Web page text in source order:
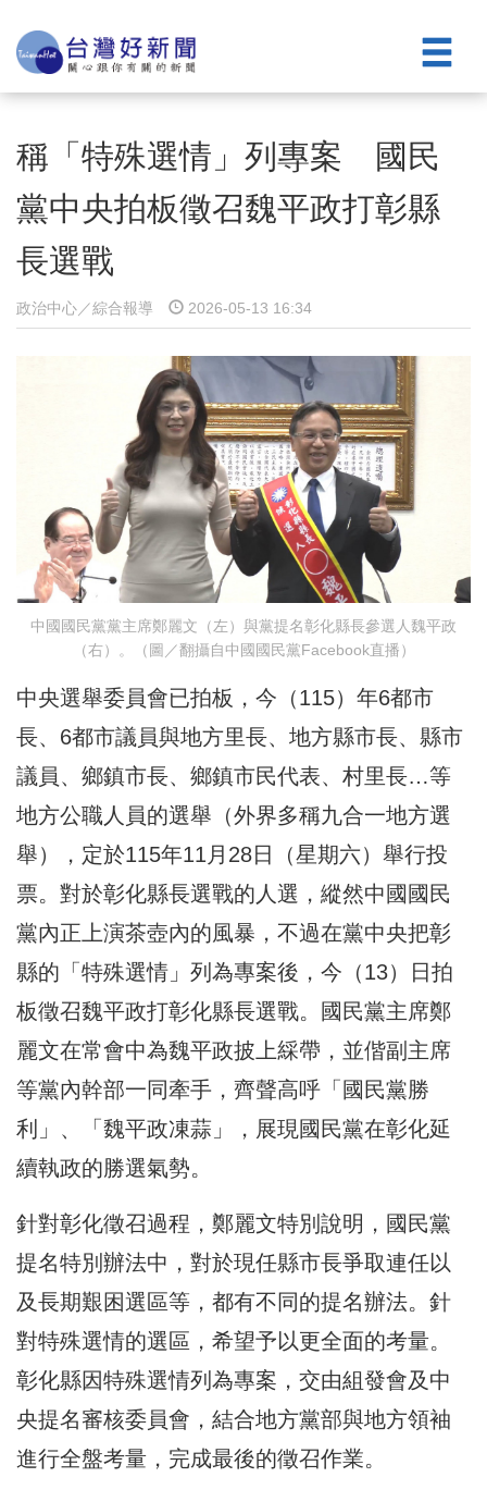
稱「特殊選情」列專案 國民
黨中央拍板徵召魏平政打彰縣
長選戰
政治中心／綜合報導 2026-05-13 16:34
中國國民黨黨主席鄭麗文（左）與黨提名彰化縣長參選人魏平政
（右）。（圖／翻攝自中國國民黨Facebook直播）
中央選舉委員會已拍板，今（115）年6都市
長、6都市議員與地方里長、地方縣市長、縣市
議員、鄉鎮市長、鄉鎮市民代表、村里長…等
地方公職人員的選舉（外界多稱九合一地方選
舉），定於115年11月28日（星期六）舉行投
票。對於彰化縣長選戰的人選，縱然中國國民
黨內正上演茶壺內的風暴，不過在黨中央把彰
縣的「特殊選情」列為專案後，今（13）日拍
板徵召魏平政打彰化縣長選戰。國民黨主席鄭
麗文在常會中為魏平政披上綵帶，並偕副主席
等黨內幹部一同牽手，齊聲高呼「國民黨勝
利」、「魏平政凍蒜」，展現國民黨在彰化延
續執政的勝選氣勢。
針對彰化徵召過程，鄭麗文特別說明，國民黨
提名特別辦法中，對於現任縣市長爭取連任以
及長期艱困選區等，都有不同的提名辦法。針
對特殊選情的選區，希望予以更全面的考量。
彰化縣因特殊選情列為專案，交由組發會及中
央提名審核委員會，結合地方黨部與地方領袖
進行全盤考量，完成最後的徵召作業。